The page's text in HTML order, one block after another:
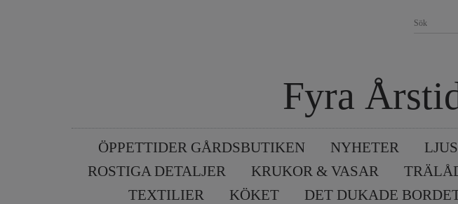
Fyra
ÖPPETTIDER GÅRDSBUTIKEN NYHETER
ROSTIGA DETALJER
KRUKOR & VASAR
TEXTILIER
KÖKET DET DUKADE